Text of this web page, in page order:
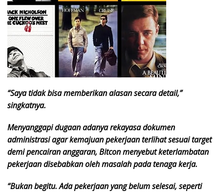
“Saya tidak bisa memberikan alasan secara detail,”
singkatnya.
Menyanggapi dugaan adanya rekayasa dokumen
administrasi agar kemajuan pekerjaan terlihat sesuai target
demi pencairan anggaran, Bitcon menyebut keterlambatan
pekerjaan disebabkan oleh masalah pada tenaga kerja.
“Bukan begitu. Ada pekerjaan yang belum selesai, seperti